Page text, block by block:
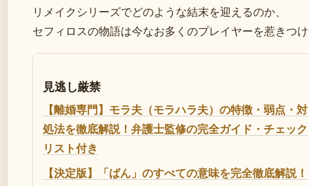
リメイクシリーズでどのような結末を迎えるのか、
セフィロスの物語は今なお多くのプレイヤーを惹きつ
見逃し厳禁
【離婚専門】モラ夫（モラハラ夫）の特徴・弱点・対
処法を徹底解説！弁護士監修の完全ガイド・チェック
リスト付き
【決定版】「ばん」のすべての意味を完全徹底解説！